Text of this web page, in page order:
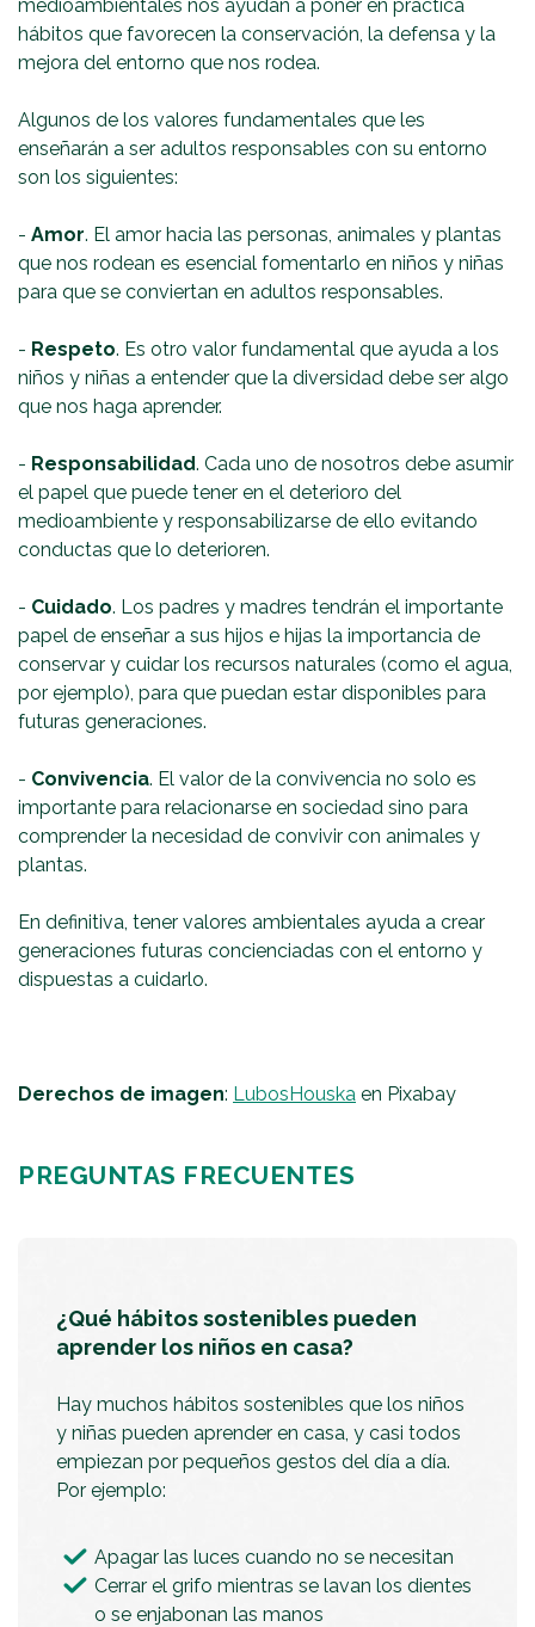
medioambientales nos ayudan a poner en práctica
hábitos que favorecen la conservación, la defensa y la
mejora del entorno que nos rodea.
Algunos de los valores fundamentales que les
enseñarán a ser adultos responsables con su entorno
son los siguientes:
- Amor. El amor hacia las personas, animales y plantas
que nos rodean es esencial fomentarlo en niños y niñas
para que se conviertan en adultos responsables.
- Respeto. Es otro valor fundamental que ayuda a los
niños y niñas a entender que la diversidad debe ser algo
que nos haga aprender.
- Responsabilidad. Cada uno de nosotros debe asumir
el papel que puede tener en el deterioro del
medioambiente y responsabilizarse de ello evitando
conductas que lo deterioren.
- Cuidado. Los padres y madres tendrán el importante
papel de enseñar a sus hijos e hijas la importancia de
conservar y cuidar los recursos naturales (como el agua,
por ejemplo), para que puedan estar disponibles para
futuras generaciones.
- Convivencia. El valor de la convivencia no solo es
importante para relacionarse en sociedad sino para
comprender la necesidad de convivir con animales y
plantas.
En definitiva, tener valores ambientales ayuda a crear
generaciones futuras concienciadas con el entorno y
dispuestas a cuidarlo.
Derechos de imagen: LubosHouska en Pixabay
PREGUNTAS FRECUENTES
¿Qué hábitos sostenibles pueden
aprender los niños en casa?
Hay muchos hábitos sostenibles que los niños
y niñas pueden aprender en casa, y casi todos
empiezan por pequeños gestos del día a día.
Por ejemplo:
Apagar las luces cuando no se necesitan
Cerrar el grifo mientras se lavan los dientes
o se enjabonan las manos